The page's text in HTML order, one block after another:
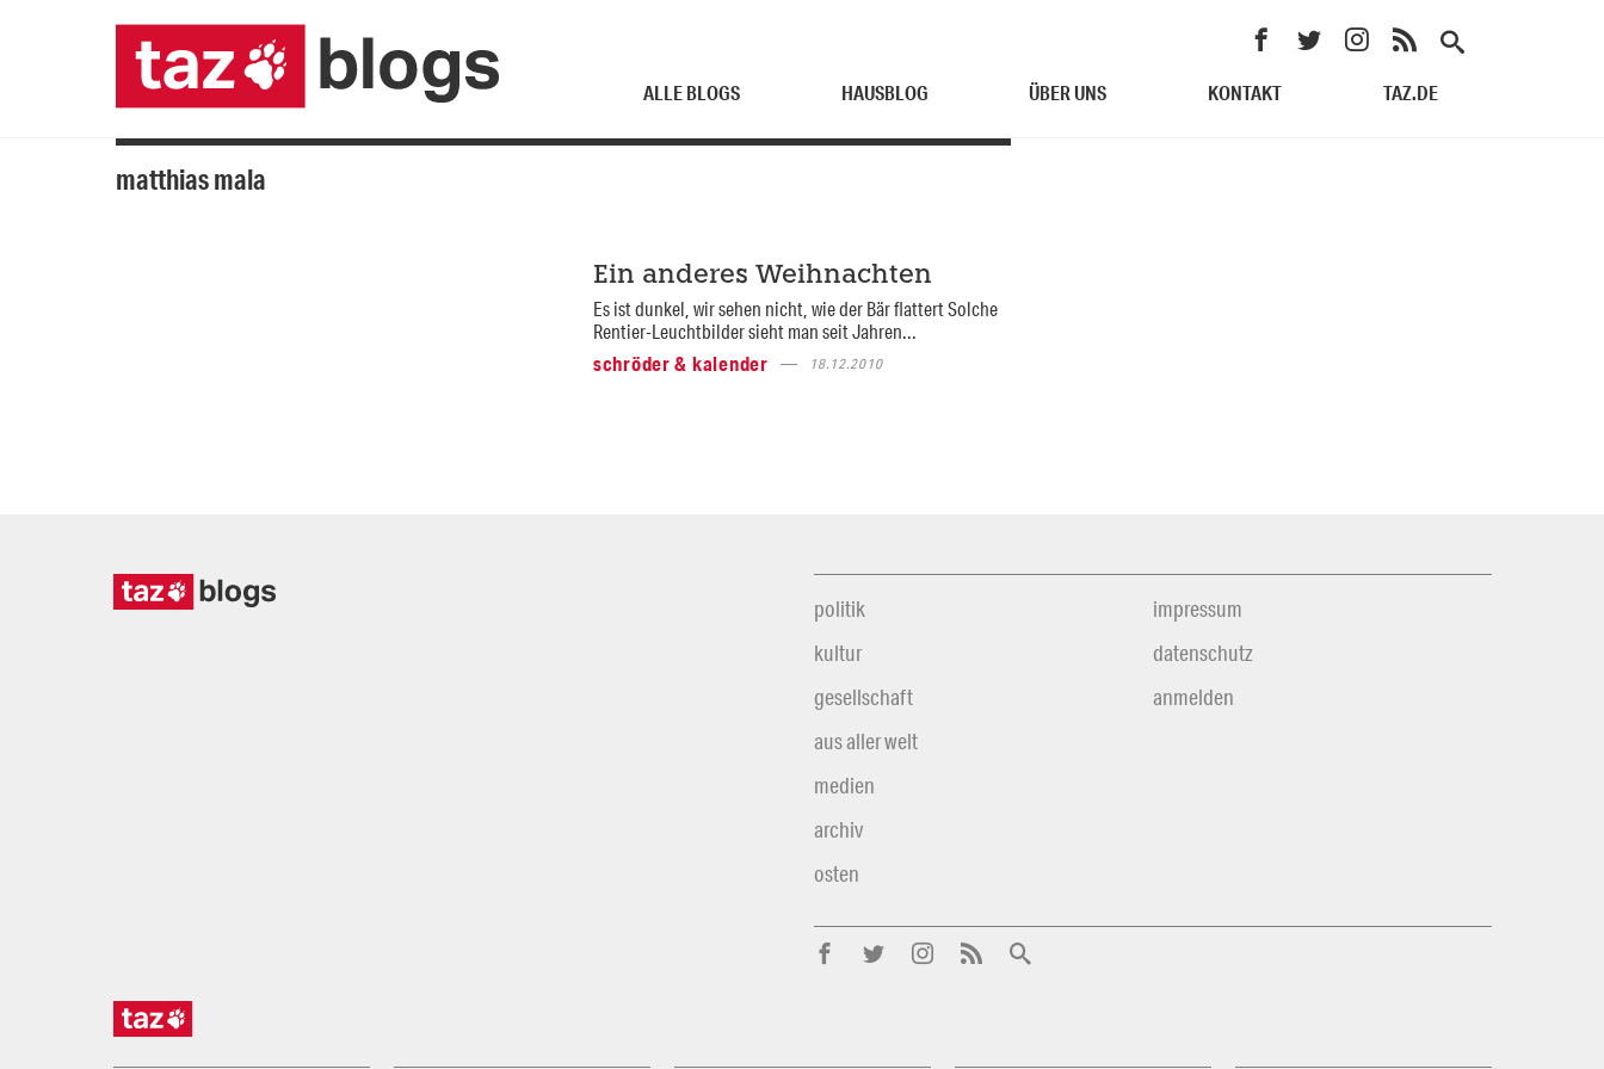
ALLE BLOGS HAUSBLOG ÜBER UNS KONTAKT TAZ.DE
matthias mala
Ein anderes Weihnachten
Es ist dunkel, wir sehen nicht, wie der Bär flattert Solche
Rentier-Leuchtbilder sieht man seit Jahren...
schröder & kalender
18.12.2010
politik
kultur
gesellschaft
aus aller welt
medien
archiv
osten
impressum
datenschutz
anmelden